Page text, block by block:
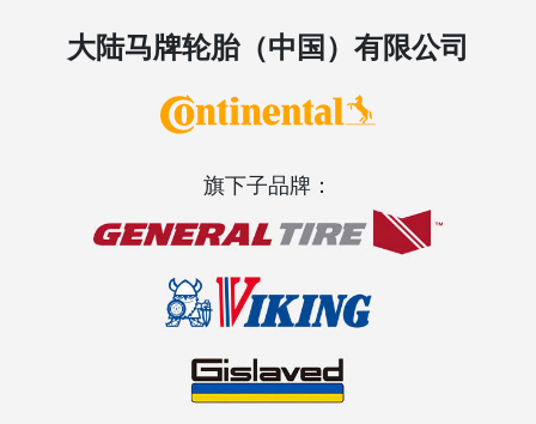
大陆马牌轮胎（中国）有限公司
旗下子品牌：